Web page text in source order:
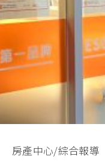
房產中心/綜合報導